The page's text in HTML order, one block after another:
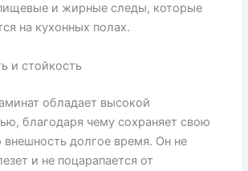
и жирные следы, которые
на кухонных полах.
и стойкость
обладает высокой
благодаря чему сохраняет свою
внешность долгое время. Он не
и не поцарапается от